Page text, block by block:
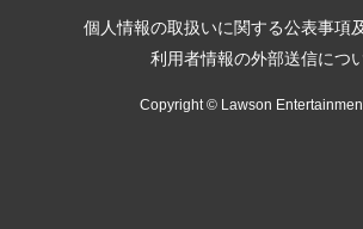
個人情報の取扱いに関する公表事項
利用者情報の外部送信につ
Copyright © Lawson